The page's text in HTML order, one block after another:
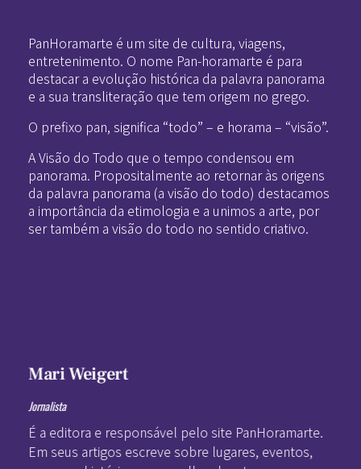
PanHoramarte é um site de cultura, viagens,
entretenimento. O nome Pan-horamarte é para
destacar a evolução histórica da palavra panorama
e a sua transliteração que tem origem no grego.
O prefixo pan, significa “todo” – e horama – “visão”.
A Visão do Todo que o tempo condensou em
panorama. Propositalmente ao retornar às origens
da palavra panorama (a visão do todo) destacamos
a importância da etimologia e a unimos a arte, por
ser também a visão do todo no sentido criativo.
Mari Weigert
Jornalista
É a editora e responsável pelo site PanHoramarte.
Em seus artigos escreve sobre lugares, eventos,